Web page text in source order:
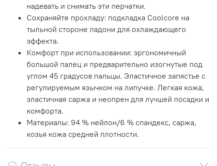
надевать и снимать эти перчатки.
Сохраняйте прохладу: подкладка Coolcore на
тыльной стороне ладони для охлаждающего
эффекта.
Комфорт при использовании: эргономичный
большой палец и предварительно изогнутые под
углом 45 градусов пальцы. Эластичное запястье с
регулируемым язычком на липучке. Легкая кожа,
эластичная саржа и неопрен для лучшей посадки и
комфорта.
Материалы: 94 % нейлон/6 % спандекс, саржа,
козья кожа средней плотности.